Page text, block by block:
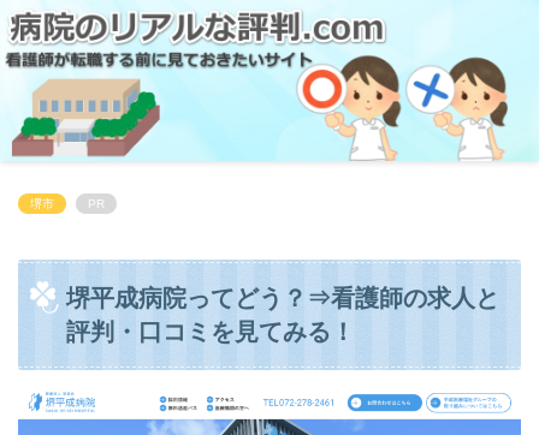
堺市 PR
堺平成病院ってどう？⇒看護師の求人と
評判・口コミを見てみる！